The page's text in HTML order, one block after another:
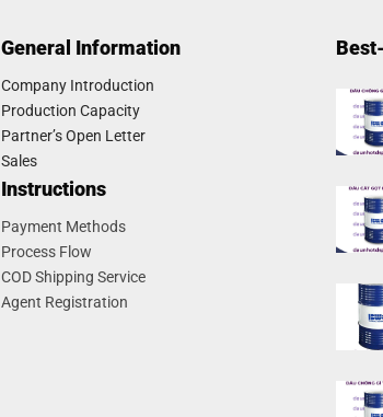
General Information
Company Introduction
Production Capacity
Partner’s Open Letter
Sales
Instructions
Payment Methods
Process Flow
COD Shipping Service
Agent Registration